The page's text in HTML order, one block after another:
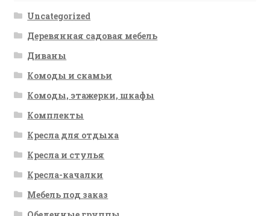
Uncategorized
Деревянная садовая мебель
Диваны
Комоды и скамьи
Комоды, этажерки, шкафы
Комплекты
Кресла для отдыха
Кресла и стулья
Кресла-качалки
Мебель под заказ